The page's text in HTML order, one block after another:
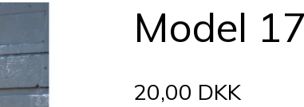
Model
20,00 DKK